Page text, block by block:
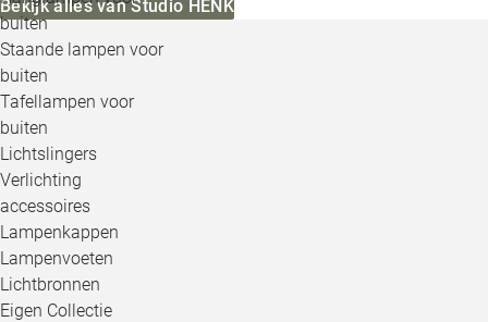
buiten
Staande lampen voor
buiten
Tafellampen voor
buiten
Lichtslingers
Verlichting
accessoires
Lampenkappen
Lampenvoeten
Lichtbronnen
Eigen Collectie
Bekijk alles van Studio HENK